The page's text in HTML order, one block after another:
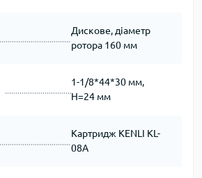
Дискове, діаметр
ротора 160 мм
1-1/8*44*30 мм,
H=24 мм
Картридж KENLI KL-
08A